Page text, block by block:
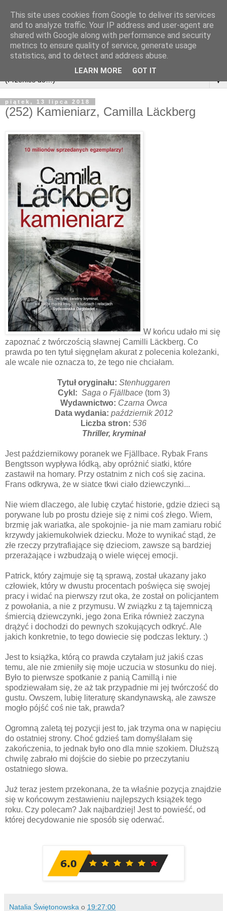
▼
piątek, 13 lipca 2018
(252) Kamieniarz, Camilla Läckberg
W końcu udało mi się
zapoznać z twórczością sławnej Camilli Läckberg. Co
prawda po ten tytuł sięgnęłam akurat z polecenia koleżanki,
ale wcale nie oznacza to, że tego nie chciałam.
Tytuł oryginału: Stenhuggaren
Cykl: Saga o Fjällbace (tom 3)
Wydawnictwo: Czarna Owca
Data wydania: październik 2012
Liczba stron: 536
Thriller, kryminał
Jest październikowy poranek we Fjällbace. Rybak Frans
Bengtsson wypływa łódką, aby opróżnić siatki, które
zastawił na homary. Przy ostatnim z nich coś się zacina.
Frans odkrywa, że w siatce tkwi ciało dziewczynki...
Nie wiem dlaczego, ale lubię czytać historie, gdzie dzieci są
porywane lub po prostu dzieje się z nimi coś złego. Wiem,
brzmię jak wariatka, ale spokojnie- ja nie mam zamiaru robić
krzywdy jakiemukolwiek dziecku. Może to wynikać stąd, że
złe rzeczy przytrafiające się dzieciom, zawsze są bardziej
przerażające i wzbudzają o wiele więcej emocji.
Patrick, który zajmuje się tą sprawą, został ukazany jako
człowiek, który w dwustu procentach poświęca się swojej
pracy i widać na pierwszy rzut oka, że został on policjantem
z powołania, a nie z przymusu. W związku z tą tajemniczą
śmiercią dziewczynki, jego żona Erika również zaczyna
drążyć i dochodzi do pewnych szokujących odkryć. Ale
jakich konkretnie, to tego dowiecie się podczas lektury. ;)
Jest to książka, którą co prawda czytałam już jakiś czas
temu, ale nie zmieniły się moje uczucia w stosunku do niej.
Było to pierwsze spotkanie z panią Camillą i nie
spodziewałam się, że aż tak przypadnie mi jej twórczość do
gustu. Owszem, lubię literaturę skandynawską, ale zawsze
mogło pójść coś nie tak, prawda?
Ogromną zaletą tej pozycji jest to, jak trzyma ona w napięciu
do ostatniej strony. Choć gdzieś tam domyślałam się
zakończenia, to jednak było ono dla mnie szokiem. Dłuższą
chwilę zabrało mi dojście do siebie po przeczytaniu
ostatniego słowa.
Już teraz jestem przekonana, że ta właśnie pozycja znajdzie
się w końcowym zestawieniu najlepszych książek tego
roku. Czy polecam? Jak najbardziej! Jest to powieść, od
której decydowanie nie sposób się oderwać.
Natalia Świętonowska o 19:27:00
This site uses cookies from Google to deliver its services
and to analyze traffic. Your IP address and user-agent are
shared with Google along with performance and security
metrics to ensure quality of service, generate usage
statistics, and to detect and address abuse.
LEARN MORE GOT IT